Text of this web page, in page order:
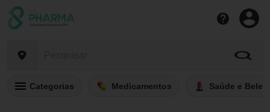
Categorias Medicamentos Saúde e